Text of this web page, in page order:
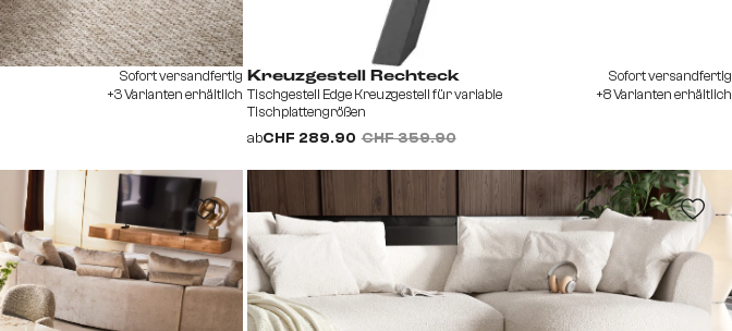
Sofort versandfertig
+3 Varianten erhältlich
Kreuzgestell Rechteck
Tischgestell Edge Kreuzgestell für variable
Tischplattengrößen
abCHF 289.90 CHF 359.90
Sofort versandfertig
+8 Varianten erhältlich